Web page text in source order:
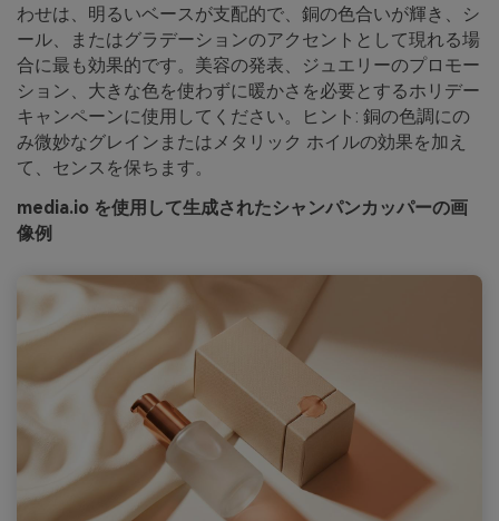
わせは、明るいベースが支配的で、銅の色合いが輝き、シ
ール、またはグラデーションのアクセントとして現れる場
合に最も効果的です。美容の発表、ジュエリーのプロモー
ション、大きな色を使わずに暖かさを必要とするホリデー
キャンペーンに使用してください。ヒント: 銅の色調にの
み微妙なグレインまたはメタリック ホイルの効果を加え
て、センスを保ちます。
media.io を使用して生成されたシャンパンカッパーの画
像例